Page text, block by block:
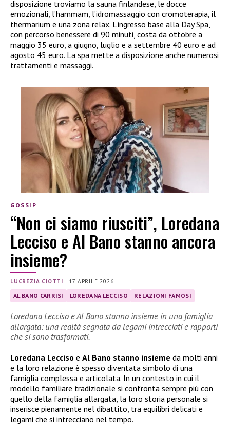
disposizione troviamo la sauna finlandese, le docce
emozionali, l’hammam, l’idromassaggio con cromoterapia, il
thermarium e una zona relax. L’ingresso base alla Day Spa,
con percorso benessere di 90 minuti, costa da ottobre a
maggio 35 euro, a giugno, luglio e a settembre 40 euro e ad
agosto 45 euro. La spa mette a disposizione anche numerosi
trattamenti e massaggi.
GOSSIP
“Non ci siamo riusciti”, Loredana
Lecciso e Al Bano stanno ancora
insieme?
LUCREZIA CIOTTI | 17 APRILE 2026
AL BANO CARRISI LOREDANA LECCISO RELAZIONI FAMOSI
Loredana Lecciso e Al Bano stanno insieme in una famiglia
allargata: una realtà segnata da legami intrecciati e rapporti
che si sono trasformati.
Loredana Lecciso e Al Bano stanno insieme da molti anni
e la loro relazione è spesso diventata simbolo di una
famiglia complessa e articolata. In un contesto in cui il
modello familiare tradizionale si confronta sempre più con
quello della famiglia allargata, la loro storia personale si
inserisce pienamente nel dibattito, tra equilibri delicati e
legami che si intrecciano nel tempo.